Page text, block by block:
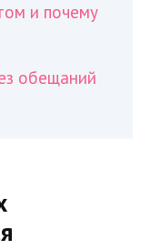
и почему
обещаний